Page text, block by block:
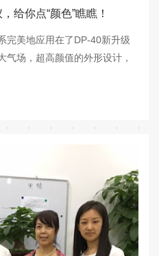
给你点“颜色”瞧瞧！
完美地应用在了DP-40新升级
气场，超高颜值的外形设计，